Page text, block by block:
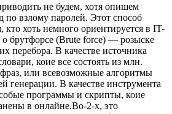
не будем, хотя опишем
по взлому паролей. Этот способ
кто хоть немного ориентируется в IT-
о брутфорсе (Brute force) — розыске
перебора. В качестве источника
коие все состоять из млн.
или всевозможные алгоритмы
генерации. В качестве инструмента
программы и скрипты, коие
в онлайне.Во-2-х, это